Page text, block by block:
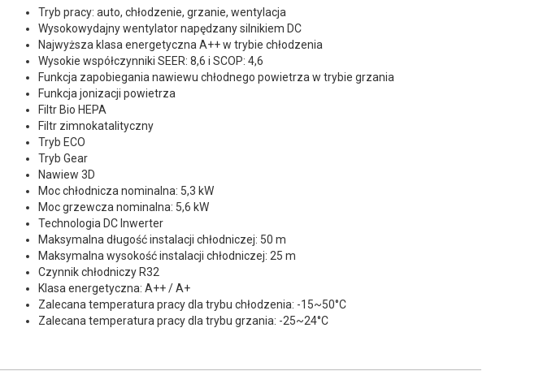
Tryb pracy: auto, chłodzenie, grzanie, wentylacja
Wysokowydajny wentylator napędzany silnikiem DC
Najwyższa klasa energetyczna A++ w trybie chłodzenia
Wysokie współczynniki SEER: 8,6 i SCOP: 4,6
Funkcja zapobiegania nawiewu chłodnego powietrza w trybie grzania
Funkcja jonizacji powietrza
Filtr Bio HEPA
Filtr zimnokatalityczny
Tryb ECO
Tryb Gear
Nawiew 3D
Moc chłodnicza nominalna: 5,3 kW
Moc grzewcza nominalna: 5,6 kW
Technologia DC Inwerter
Maksymalna długość instalacji chłodniczej: 50 m
Maksymalna wysokość instalacji chłodniczej: 25 m
Czynnik chłodniczy R32
Klasa energetyczna: A++ / A+
Zalecana temperatura pracy dla trybu chłodzenia: -15~50°C
Zalecana temperatura pracy dla trybu grzania: -25~24°C